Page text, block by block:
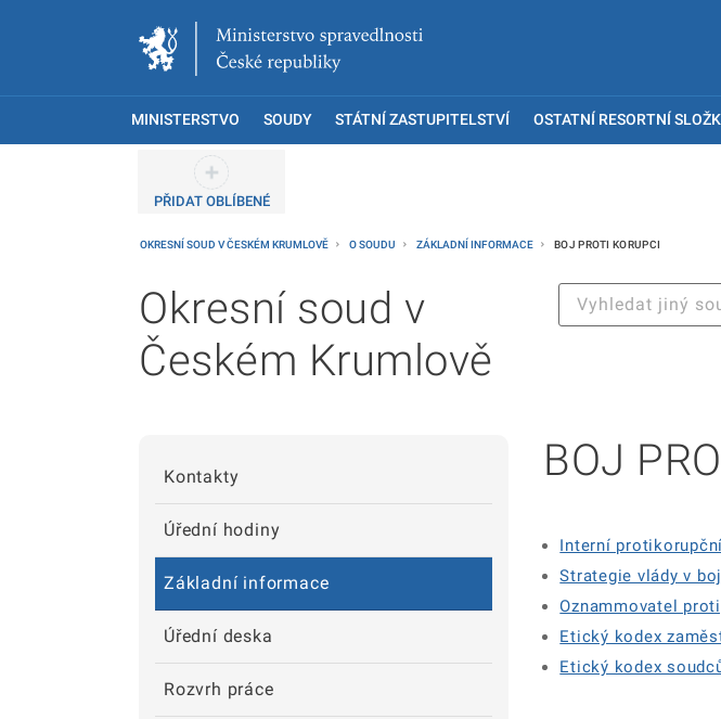
MINISTERSTVO SOUDY STÁTNÍ ZASTUPITELSTVÍ OSTATNÍ RESORTNÍ
PŘIDAT OBLÍBENÉ
OKRESNÍ SOUD V ČESKÉM KRUMLOVĚ O SOUDU ZÁKLADNÍ INFORMACE BOJ PROTI KORUPCI
Okresní soud v
Českém Krumlově
Kontakty
Úřední hodiny
Základní informace
Úřední deska
Rozvrh práce
BOJ
Interní
Strategie vlády v
Oznammovatel
Etický kodex
Etický kodex